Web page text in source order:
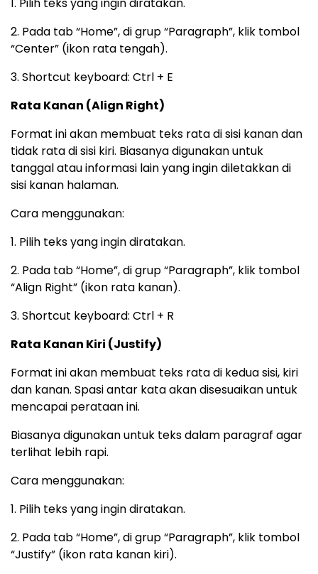
1. Pilih teks yang ingin diratakan.
2. Pada tab “Home”, di grup “Paragraph”, klik tombol
“Center” (ikon rata tengah).
3. Shortcut keyboard: Ctrl + E
Rata Kanan (Align Right)
Format ini akan membuat teks rata di sisi kanan dan
tidak rata di sisi kiri. Biasanya digunakan untuk
tanggal atau informasi lain yang ingin diletakkan di
sisi kanan halaman.
Cara menggunakan:
1. Pilih teks yang ingin diratakan.
2. Pada tab “Home”, di grup “Paragraph”, klik tombol
“Align Right” (ikon rata kanan).
3. Shortcut keyboard: Ctrl + R
Rata Kanan Kiri (Justify)
Format ini akan membuat teks rata di kedua sisi, kiri
dan kanan. Spasi antar kata akan disesuaikan untuk
mencapai perataan ini.
Biasanya digunakan untuk teks dalam paragraf agar
terlihat lebih rapi.
Cara menggunakan:
1. Pilih teks yang ingin diratakan.
2. Pada tab “Home”, di grup “Paragraph”, klik tombol
“Justify” (ikon rata kanan kiri).